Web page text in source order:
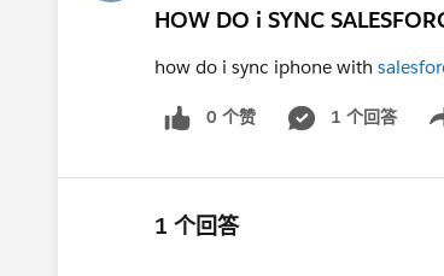
HOW DO i SYNC
how do i sync iphone with
0 个赞 1 个回答
1 个回答